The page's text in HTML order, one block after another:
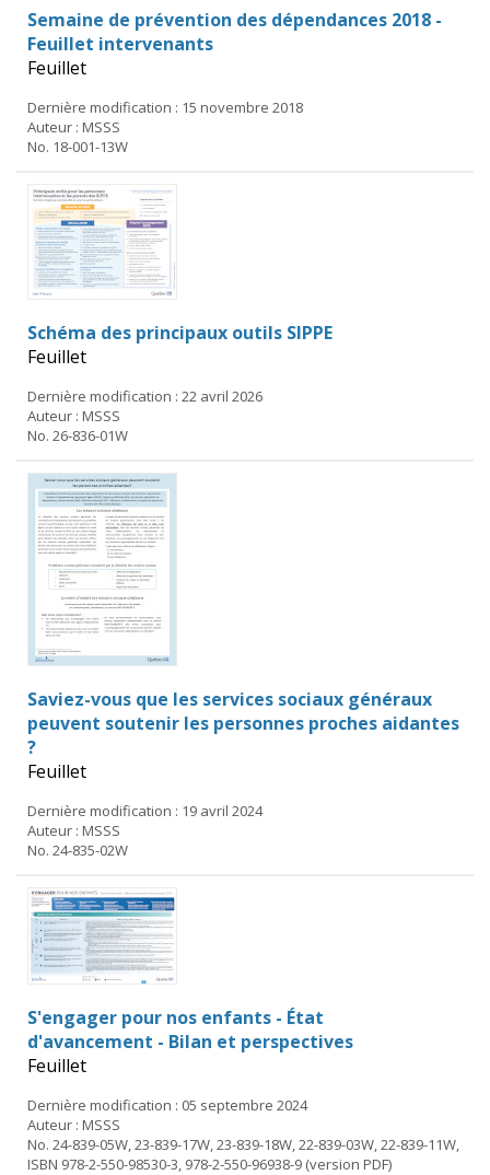
Semaine de prévention des dépendances 2018 -
Feuillet intervenants
Feuillet
Dernière modification : 15 novembre 2018
Auteur : MSSS
No. 18-001-13W
Schéma des principaux outils SIPPE
Feuillet
Dernière modification : 22 avril 2026
Auteur : MSSS
No. 26-836-01W
Saviez-vous que les services sociaux généraux
peuvent soutenir les personnes proches aidantes
?
Feuillet
Dernière modification : 19 avril 2024
Auteur : MSSS
No. 24-835-02W
S'engager pour nos enfants - État
d'avancement - Bilan et perspectives
Feuillet
Dernière modification : 05 septembre 2024
Auteur : MSSS
No. 24-839-05W, 23-839-17W, 23-839-18W, 22-839-03W, 22-839-11W,
ISBN 978-2-550-98530-3, 978-2-550-96938-9 (version PDF)